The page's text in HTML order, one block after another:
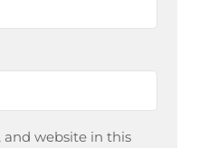
and website in this